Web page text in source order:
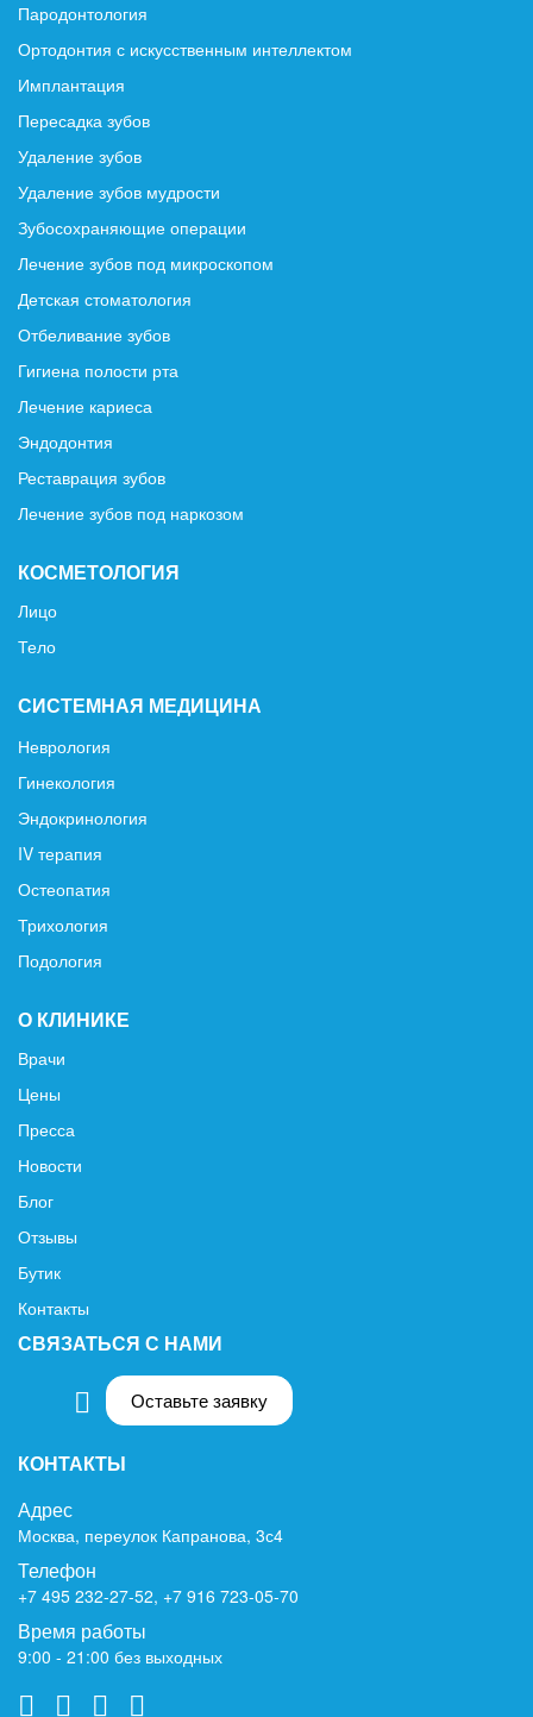
Пародонтология
Ортодонтия с искусственным интеллектом
Имплантация
Пересадка зубов
Удаление зубов
Удаление зубов мудрости
Зубосохраняющие операции
Лечение зубов под микроскопом
Детская стоматология
Отбеливание зубов
Гигиена полости рта
Лечение кариеса
Эндодонтия
Реставрация зубов
Лечение зубов под наркозом
КОСМЕТОЛОГИЯ
Лицо
Тело
СИСТЕМНАЯ МЕДИЦИНА
Неврология
Гинекология
Эндокринология
IV терапия
Остеопатия
Трихология
Подология
О КЛИНИКЕ
Врачи
Цены
Пресса
Новости
Блог
Отзывы
Бутик
Контакты
СВЯЗАТЬСЯ С НАМИ
Оставьте заявку
КОНТАКТЫ
Адрес
Москва, переулок Капранова, 3с4
Телефон
+7 495 232-27-52, +7 916 723-05-70
Время работы
9:00 - 21:00 без выходных